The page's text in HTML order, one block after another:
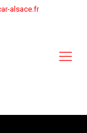
alsace.fr